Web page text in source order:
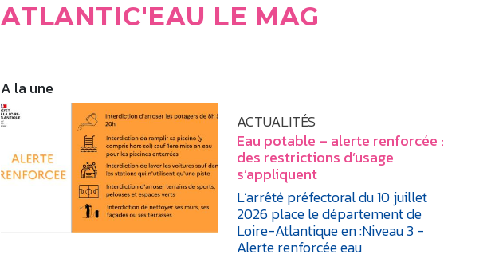
ATLANTIC'EAU LE MAG
A la une
ACTUALITÉS
Eau potable – alerte renforcée :
des restrictions d’usage
s’appliquent
L’arrêté préfectoral du 10 juillet
2026 place le département de
Loire-Atlantique en :Niveau 3 -
Alerte renforcée eau